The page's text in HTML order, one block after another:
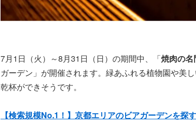
7月1日（火）～8月31日（日）の期間中、「焼肉の名
ガーデン」が開催されます。緑あふれる植物園や美
乾杯ができそうです。
【検索規模No.1！】京都エリアのビアガーデンを探す